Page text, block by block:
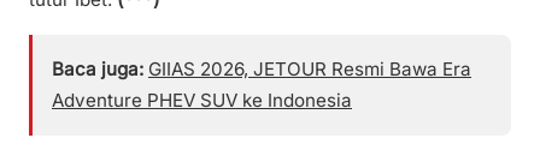
Baca juga: GIIAS 2026, JETOUR Resmi Bawa Era
Adventure PHEV SUV ke Indonesia